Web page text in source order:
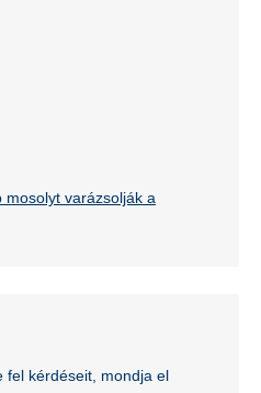
mosolyt varázsolják a
fel kérdéseit, mondja el